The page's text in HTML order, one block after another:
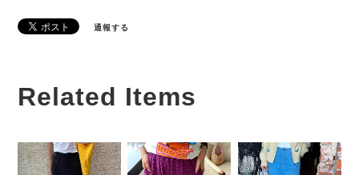
通報する
Related Items